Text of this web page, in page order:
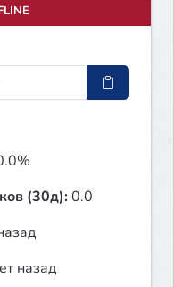
(30д):0.0
назад